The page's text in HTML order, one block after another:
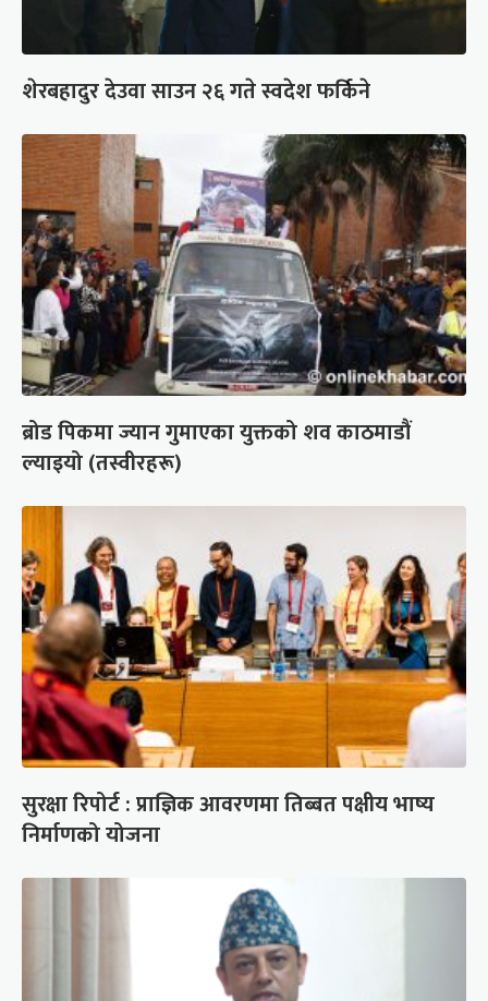
शेरबहादुर देउवा साउन २६ गते स्वदेश फर्किने
ब्रोड पिकमा ज्यान गुमाएका युक्तको शव काठमाडौं
ल्याइयो (तस्वीरहरू)
सुरक्षा रिपोर्ट : प्राज्ञिक आवरणमा तिब्बत पक्षीय भाष्य
निर्माणको योजना